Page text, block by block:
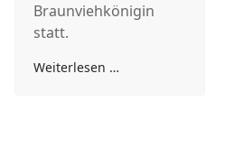
Braunviehkönigin
statt.
Weiterlesen …